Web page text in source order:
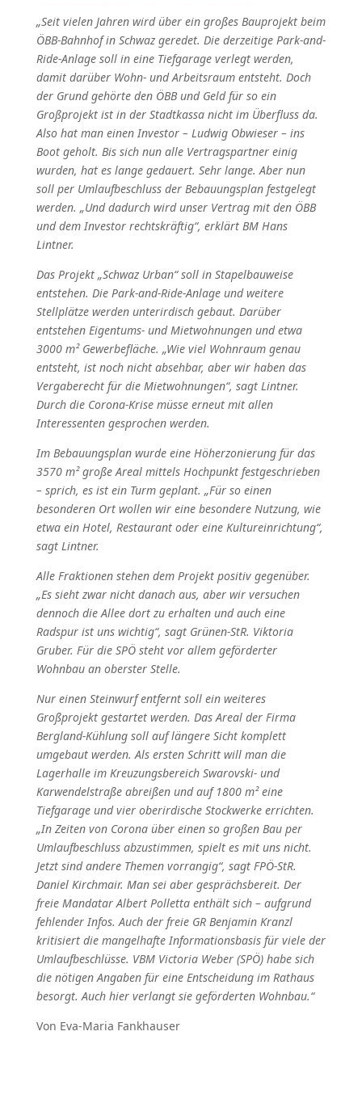
„Seit vielen Jahren wird über ein großes Bauprojekt beim
ÖBB-Bahnhof in Schwaz geredet. Die derzeitige Park-and-
Ride-Anlage soll in eine Tiefgarage verlegt werden,
damit darüber Wohn- und Arbeitsraum entsteht. Doch
der Grund gehörte den ÖBB und Geld für so ein
Großprojekt ist in der Stadtkassa nicht im Überfluss da.
Also hat man einen Investor – Ludwig Obwieser – ins
Boot geholt. Bis sich nun alle Vertragspartner einig
wurden, hat es lange gedauert. Sehr lange. Aber nun
soll per Umlaufbeschluss der Bebauungsplan festgelegt
werden. „Und dadurch wird unser Vertrag mit den ÖBB
und dem Investor rechtskräftig“, erklärt BM Hans
Lintner.
Das Projekt „Schwaz Urban“ soll in Stapelbauweise
entstehen. Die Park-and-Ride-Anlage und weitere
Stellplätze werden unterirdisch gebaut. Darüber
entstehen Eigentums- und Mietwohnungen und etwa
3000 m² Gewerbefläche. „Wie viel Wohnraum genau
entsteht, ist noch nicht absehbar, aber wir haben das
Vergaberecht für die Mietwohnungen“, sagt Lintner.
Durch die Corona-Krise müsse erneut mit allen
Interessenten gesprochen werden.
Im Bebauungsplan wurde eine Höherzonierung für das
3570 m² große Areal mittels Hochpunkt festgeschrieben
– sprich, es ist ein Turm geplant. „Für so einen
besonderen Ort wollen wir eine besondere Nutzung, wie
etwa ein Hotel, Restaurant oder eine Kultureinrichtung“,
sagt Lintner.
Alle Fraktionen stehen dem Projekt positiv gegenüber.
„Es sieht zwar nicht danach aus, aber wir versuchen
dennoch die Allee dort zu erhalten und auch eine
Radspur ist uns wichtig“, sagt Grünen-StR. Viktoria
Gruber. Für die SPÖ steht vor allem geförderter
Wohnbau an oberster Stelle.
Nur einen Steinwurf entfernt soll ein weiteres
Großprojekt gestartet werden. Das Areal der Firma
Bergland-Kühlung soll auf längere Sicht komplett
umgebaut werden. Als ersten Schritt will man die
Lagerhalle im Kreuzungsbereich Swarovski- und
Karwendelstraße abreißen und auf 1800 m² eine
Tiefgarage und vier oberirdische Stockwerke errichten.
„In Zeiten von Corona über einen so großen Bau per
Umlaufbeschluss abzustimmen, spielt es mit uns nicht.
Jetzt sind andere Themen vorrangig“, sagt FPÖ-StR.
Daniel Kirchmair. Man sei aber gesprächsbereit. Der
freie Mandatar Albert Polletta enthält sich – aufgrund
fehlender Infos. Auch der freie GR Benjamin Kranzl
kritisiert die mangelhafte Informationsbasis für viele der
Umlaufbeschlüsse. VBM Victoria Weber (SPÖ) habe sich
die nötigen Angaben für eine Entscheidung im Rathaus
besorgt. Auch hier verlangt sie geförderten Wohnbau.“
Von Eva-Maria Fankhauser